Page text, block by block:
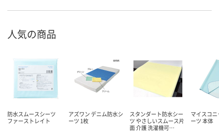
人気の商品
防水スムースシーツ
ファーストレイト
アズワン デニム防水シ
ーツ 1枚
スタンダート防水シー
ツ やさしいスムース片
面 介護 洗濯機可…
マイスコ
ーツ 本体